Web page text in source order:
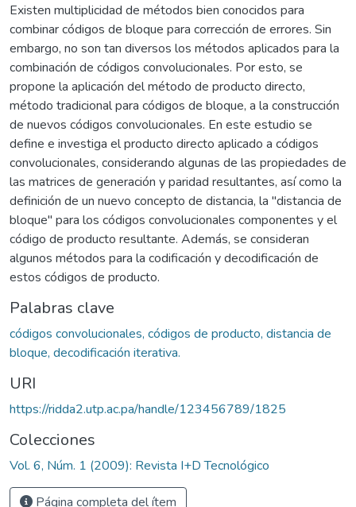
Existen multiplicidad de métodos bien conocidos para
combinar códigos de bloque para corrección de errores. Sin
embargo, no son tan diversos los métodos aplicados para la
combinación de códigos convolucionales. Por esto, se
propone la aplicación del método de producto directo,
método tradicional para códigos de bloque, a la construcción
de nuevos códigos convolucionales. En este estudio se
define e investiga el producto directo aplicado a códigos
convolucionales, considerando algunas de las propiedades de
las matrices de generación y paridad resultantes, así como la
definición de un nuevo concepto de distancia, la "distancia de
bloque" para los códigos convolucionales componentes y el
código de producto resultante. Además, se consideran
algunos métodos para la codificación y decodificación de
estos códigos de producto.
Palabras clave
códigos convolucionales, códigos de producto, distancia de
bloque, decodificación iterativa.
URI
https://ridda2.utp.ac.pa/handle/123456789/1825
Colecciones
Vol. 6, Núm. 1 (2009): Revista I+D Tecnológico
Página completa del ítem